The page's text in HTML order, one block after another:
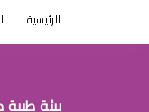
الرئيسية
بيئة